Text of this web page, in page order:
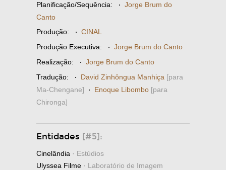
Planificação/Sequência: · Jorge Brum do
Canto
Produção: · CINAL
Produção Executiva: · Jorge Brum do Canto
Realização: · Jorge Brum do Canto
Tradução: · David Zinhôngua Manhiça [para
Ma-Chengane] · Enoque Libombo [para
Chironga]
Entidades [#5]:
Cinelândia · Estúdios
Ulyssea Filme · Laboratório de Imagem